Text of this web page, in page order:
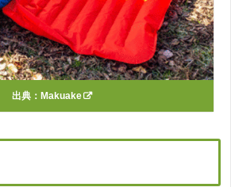
出典： Makuake